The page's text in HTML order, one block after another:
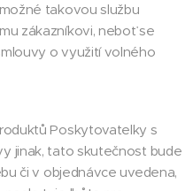
takovou službu
zákazníkovi, neboť se
o využití volného
Poskytovatelky s
jinak, tato skutečnost bude
či v objednávce uvedena,